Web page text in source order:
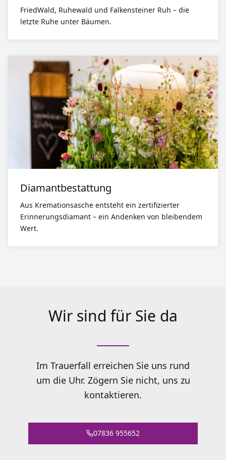
FriedWald, Ruhewald und Falkensteiner Ruh – die
letzte Ruhe unter Bäumen.
Diamantbestattung
Aus Kremationsasche entsteht ein zertifizierter
Erinnerungsdiamant – ein Andenken von bleibendem
Wert.
Wir sind für Sie da
Im Trauerfall erreichen Sie uns rund
um die Uhr. Zögern Sie nicht, uns zu
kontaktieren.
07836 955652